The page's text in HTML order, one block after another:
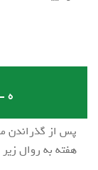
ه
پس از گذراندن
هفته به روال